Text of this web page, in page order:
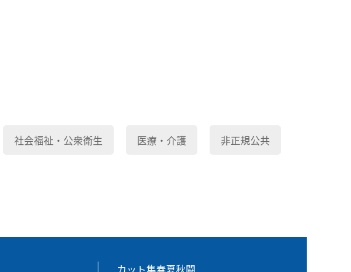
社会福祉・公衆衛生 医療・介護 非正規公共
カット集春夏秋闘